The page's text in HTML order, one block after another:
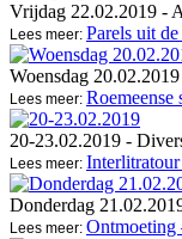
Vrijdag 22.02.2019 -
Lees meer: Parels uit
Woensdag 20.02.2019
Lees meer: Roemeense
20-23.02.2019 -
Lees meer:
Donderdag
Lees meer: Ontmoeting